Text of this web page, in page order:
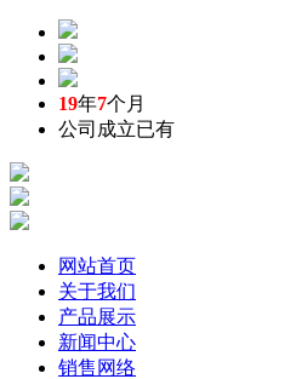
19年7个月
公司成立已有
网站首页
关于我们
产品展示
新闻中心
销售网络